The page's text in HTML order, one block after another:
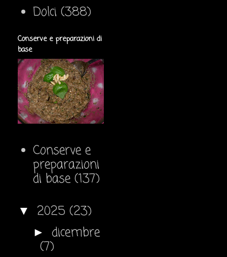
Dolci (388)
Conserve e preparazioni di
base
Conserve e
preparazioni
di base (137)
▼ 2025 (23)
► dicembre
(7)